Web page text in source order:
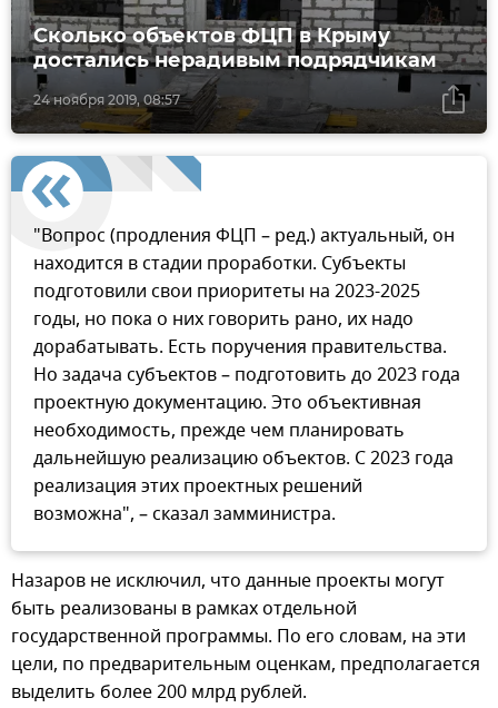
24 ноября 2019, 08:57
Сколько объектов ФЦП в Крыму
достались нерадивым подрядчикам
"Вопрос (продления ФЦП – ред.) актуальный, он
находится в стадии проработки. Субъекты
подготовили свои приоритеты на 2023-2025
годы, но пока о них говорить рано, их надо
дорабатывать. Есть поручения правительства.
Но задача субъектов – подготовить до 2023 года
проектную документацию. Это объективная
необходимость, прежде чем планировать
дальнейшую реализацию объектов. С 2023 года
реализация этих проектных решений
возможна", – сказал замминистра.
Назаров не исключил, что данные проекты могут
быть реализованы в рамках отдельной
государственной программы. По его словам, на эти
цели, по предварительным оценкам, предполагается
выделить более 200 млрд рублей.